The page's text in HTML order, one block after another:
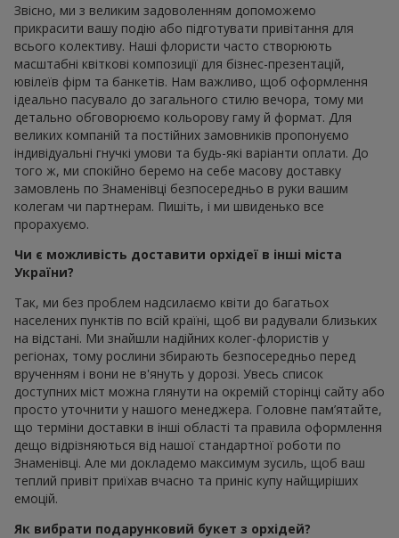
Звісно, ми з великим задоволенням допоможемо
прикрасити вашу подію або підготувати привітання для
всього колективу. Наші флористи часто створюють
масштабні квіткові композиції для бізнес-презентацій,
ювілеїв фірм та банкетів. Нам важливо, щоб оформлення
ідеально пасувало до загального стилю вечора, тому ми
детально обговорюємо кольорову гаму й формат. Для
великих компаній та постійних замовників пропонуємо
індивідуальні гнучкі умови та будь-які варіанти оплати. До
того ж, ми спокійно беремо на себе масову доставку
замовлень по Знаменівці безпосередньо в руки вашим
колегам чи партнерам. Пишіть, і ми швиденько все
прорахуємо.
Чи є можливість доставити орхідеї в інші міста
України?
Так, ми без проблем надсилаємо квіти до багатьох
населених пунктів по всій країні, щоб ви радували близьких
на відстані. Ми знайшли надійних колег-флористів у
регіонах, тому рослини збирають безпосередньо перед
врученням і вони не в'януть у дорозі. Увесь список
доступних міст можна глянути на окремій сторінці сайту або
просто уточнити у нашого менеджера. Головне пам’ятайте,
що терміни доставки в інші області та правила оформлення
дещо відрізняються від нашої стандартної роботи по
Знаменівці. Але ми докладемо максимум зусиль, щоб ваш
теплий привіт приїхав вчасно та приніс купу найщиріших
емоцій.
Як вибрати подарунковий букет з орхідей?